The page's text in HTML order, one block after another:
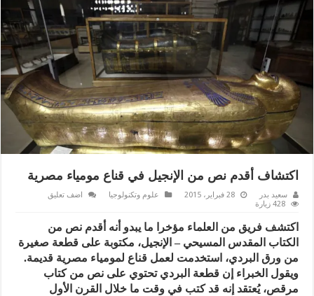
اكتشاف أقدم نص من الإنجيل في قناع مومياء مصرية
سعيد بدر 28 فبراير، 2015 علوم وتكنولوجيا
اضف تعليق
428 زيارة
اكتشف فريق من العلماء مؤخرا ما يبدو أنه أقدم نص من
الكتاب المقدس المسيحي – الإنجيل، مكتوبة على قطعة صغيرة
من ورق البردي، استخدمت لعمل قناع لمومياء مصرية قديمة.
ويقول الخبراء إن قطعة البردي تحتوي على نص من كتاب
مرقص، يُعتقد إنه قد كتب في وقت ما خلال القرن الأول